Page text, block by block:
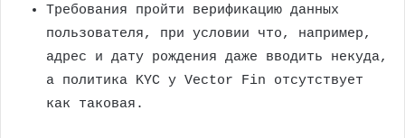
Требования пройти верификацию данных
пользователя, при условии что, например,
адрес и дату рождения даже вводить некуда,
а политика KYC у Vector Fin отсутствует
как таковая.